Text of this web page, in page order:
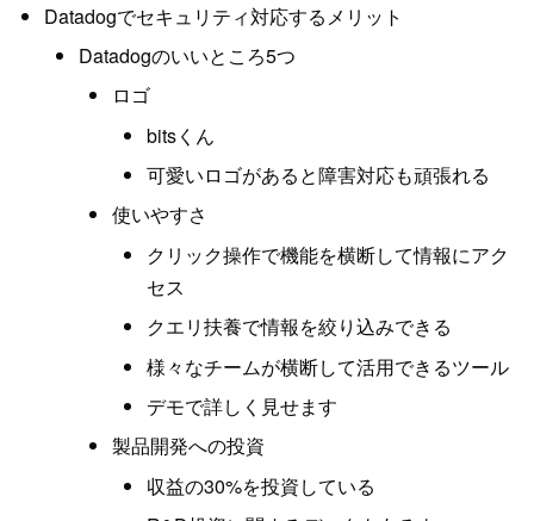
Datadogでセキュリティ対応するメリット
Datadogのいいところ5つ
ロゴ
bitsくん
可愛いロゴがあると障害対応も頑張れる
使いやすさ
クリック操作で機能を横断して情報にアク
セス
クエリ扶養で情報を絞り込みできる
様々なチームが横断して活用できるツール
デモで詳しく見せます
製品開発への投資
収益の30%を投資している